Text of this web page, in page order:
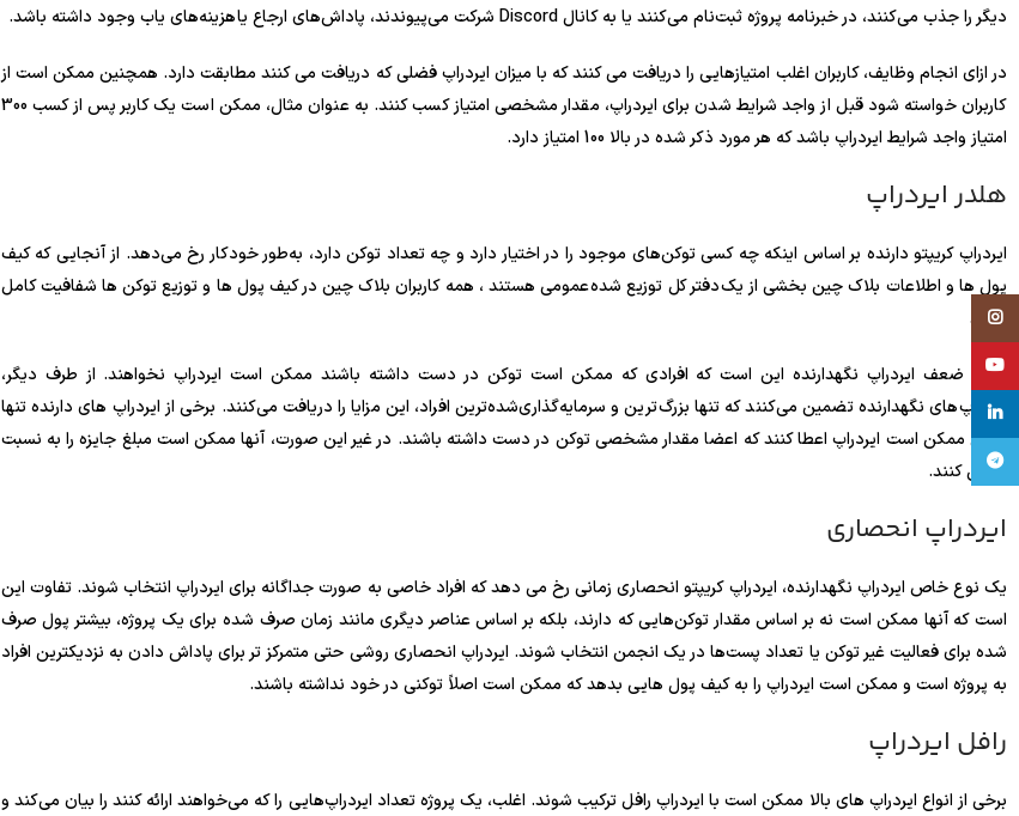
دیگر را جذب می‌کنند، در خبرنامه پروژه ثبت‌نام می‌کنند یا به کانال Discord شرکت می‌پیوندند، پاداش‌های ارجاع یا هزینه‌های یاب وجود داشته باشد.
در ازای انجام وظایف، کاربران اغلب امتیازهایی را دریافت می کنند که با میزان ایردراپ فضلی که دریافت می کنند مطابقت دارد. همچنین ممکن است از
کاربران خواسته شود قبل از واجد شرایط شدن برای ایردراپ، مقدار مشخصی امتیاز کسب کنند. به عنوان مثال، ممکن است یک کاربر پس از کسب 300
امتیاز واجد شرایط ایردراپ باشد که هر مورد ذکر شده در بالا 100 امتیاز دارد.
هلدر ایردراپ
ایردراپ کریپتو دارنده بر اساس اینکه چه کسی توکن‌های موجود را در اختیار دارد و چه تعداد توکن دارد، به‌طور خودکار رخ می‌دهد. از آنجایی که کیف
پول ها و اطلاعات بلاک چین بخشی از یک دفتر کل توزیع شده عمومی هستند ، همه کاربران بلاک چین در کیف پول ها و توزیع توکن ها شفافیت کامل
دارند.
نقطه ضعف ایردراپ نگهدارنده این است که افرادی که ممکن است توکن در دست داشته باشند ممکن است ایردراپ نخواهند. از طرف دیگر،
ایردراپ‌های نگهدارنده تضمین می‌کنند که تنها بزرگ‌ترین و سرمایه‌گذاری‌شده‌ترین افراد، این مزایا را دریافت می‌کنند. برخی از ایردراپ های دارنده تنها
زمانی ممکن است ایردراپ اعطا کنند که اعضا مقدار مشخصی توکن در دست داشته باشند. در غیر این صورت، آنها ممکن است مبلغ جایزه را به نسبت
تعیین کنند.
ایردراپ انحصاری
یک نوع خاص ایردراپ نگهدارنده، ایردراپ کریپتو انحصاری زمانی رخ می دهد که افراد خاصی به صورت جداگانه برای ایردراپ انتخاب شوند. تفاوت این
است که آنها ممکن است نه بر اساس مقدار توکن‌هایی که دارند، بلکه بر اساس عناصر دیگری مانند زمان صرف شده برای یک پروژه، بیشتر پول صرف
شده برای فعالیت غیر توکن یا تعداد پست‌ها در یک انجمن انتخاب شوند. ایردراپ انحصاری روشی حتی متمرکز تر برای پاداش دادن به نزدیکترین افراد
به پروژه است و ممکن است ایردراپ را به کیف پول هایی بدهد که ممکن است اصلاً توکنی در خود نداشته باشند.
رافل ایردراپ
برخی از انواع ایردراپ های بالا ممکن است با ایردراپ رافل ترکیب شوند. اغلب، یک پروژه تعداد ایردراپ‌هایی را که می‌خواهند ارائه کنند را بیان می‌کند و
Instagram
YouTube
linkedin
تلگرام